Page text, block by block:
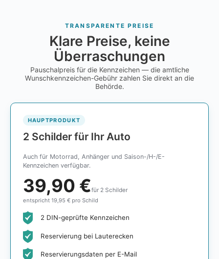
TRANSPARENTE PREISE
Klare Preise, keine
Überraschungen
Pauschalpreis für die Kennzeichen — die amtliche
Wunschkennzeichen-Gebühr zahlen Sie direkt an die
Behörde.
HAUPTPRODUKT
2 Schilder für Ihr Auto
Auch für Motorrad, Anhänger und Saison-/H-/E-
Kennzeichen verfügbar.
39,90 €für 2 Schilder
entspricht 19,95 € pro Schild
2 DIN-geprüfte Kennzeichen
Reservierung bei Lauterecken
Reservierungsdaten per E-Mail